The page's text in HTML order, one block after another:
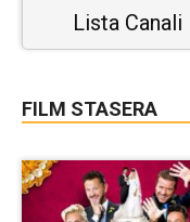
Lista Canali
FILM STASERA